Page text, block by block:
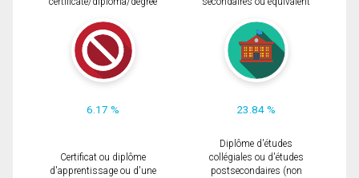
6.17 % 23.84 %
Certificat ou diplôme
d'apprentissage ou d'une
Diplôme d'études
collégiales ou d'études
postsecondaires (non